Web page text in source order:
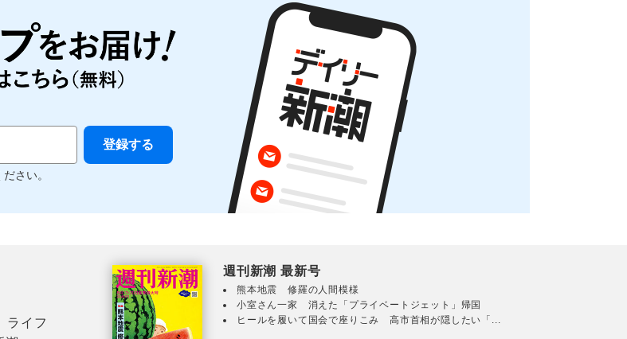
さい。
ライフ
週刊新潮 最新号
熊本地震 修羅の人間模様
小室さん一家 消えた「プライベートジェット」帰国
ヒールを履いて国会で座りこみ 高市首相が隠したい「...